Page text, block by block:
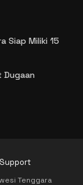
Siap Miliki 15
Dugaan
Support
Tenggara